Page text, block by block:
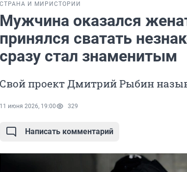
СТРАНА И МИР ИСТОРИИ
Мужчина оказался
принялся сватать
сразу стал знаменитым
Свой проект Дмитрий Рыбин
11 июня 2026, 19:00 329
Написать комментарий